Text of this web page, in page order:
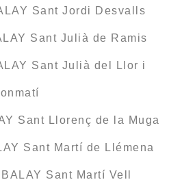
Sant Jordi Desvalls
Sant Julià de Ramis
Sant Julià del Llor i
Sant Llorenç de la Muga
Sant Martí de Llémena
Sant Martí Vell